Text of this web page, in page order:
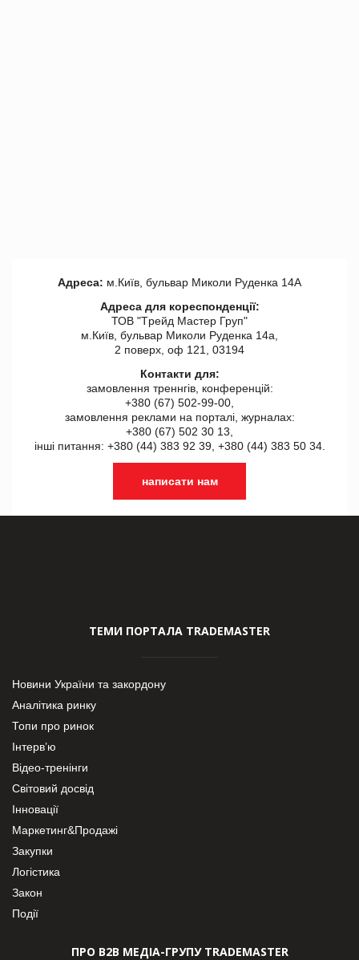
Адреса: м.Київ, бульвар Миколи Руденка 14А
Адреса для кореспонденції:
ТОВ "Tрейд Мастер Груп"
м.Київ, бульвар Миколи Руденка 14а,
2 поверх, оф 121, 03194
Контакти для:
замовлення треннгів, конференцій:
+380 (67) 502-99-00,
замовлення реклами на порталі, журналах:
+380 (67) 502 30 13,
інші питання: +380 (44) 383 92 39, +380 (44) 383 50 34.
написати нам
ТЕМИ ПОРТАЛА TRADEMASTER
Новини України та закордону
Аналітика ринку
Топи про ринок
Інтерв’ю
Відео-тренінги
Світовий досвід
Інновації
Маркетинг&Продажі
Закупки
Логістика
Закон
Події
ПРО В2В МЕДІА-ГРУПУ TRADEMASTER